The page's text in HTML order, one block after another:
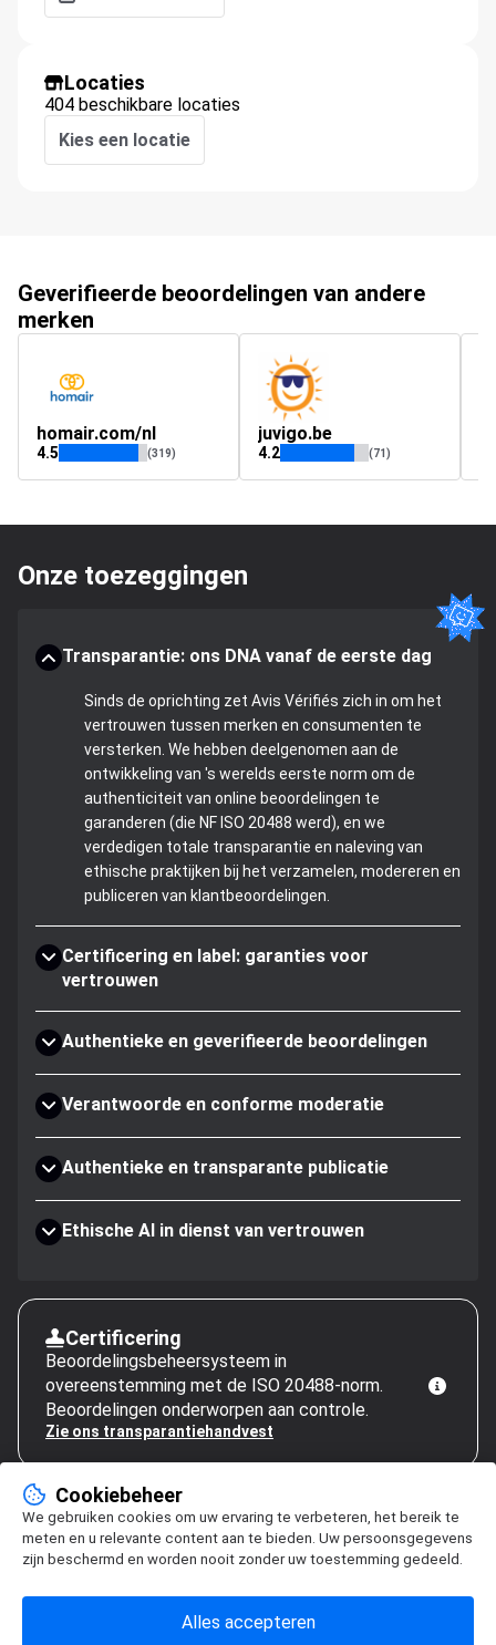
Locaties
404 beschikbare locaties
Kies een locatie
Geverifieerde beoordelingen van andere
merken
homair.com/nl
4.5 (319)
juvigo.be
4.2 (71)
Onze toezeggingen
Transparantie: ons DNA vanaf de eerste dag
Sinds de oprichting zet Avis Vérifiés zich in om het
vertrouwen tussen merken en consumenten te
versterken. We hebben deelgenomen aan de
ontwikkeling van 's werelds eerste norm om de
authenticiteit van online beoordelingen te
garanderen (die NF ISO 20488 werd), en we
verdedigen totale transparantie en naleving van
ethische praktijken bij het verzamelen, modereren en
publiceren van klantbeoordelingen.
Certificering en label: garanties voor
vertrouwen
Authentieke en geverifieerde beoordelingen
Verantwoorde en conforme moderatie
Authentieke en transparante publicatie
Ethische AI in dienst van vertrouwen
Certificering
Beoordelingsbeheersysteem in
overeenstemming met de ISO 20488-norm.
Beoordelingen onderworpen aan controle.
Zie ons transparantiehandvest
Cookiebeheer
We gebruiken cookies om uw ervaring te verbeteren, het bereik te
meten en u relevante content aan te bieden. Uw persoonsgegevens
zijn beschermd en worden nooit zonder uw toestemming gedeeld.
Alles accepteren